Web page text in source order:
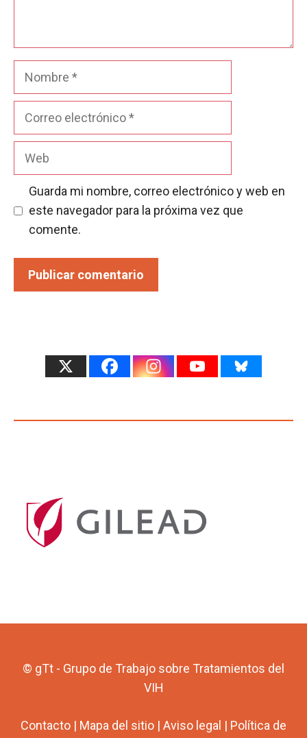
Nombre
Guarda mi nombre, correo electrónico y web en
este navegador para la próxima vez que
comente.
© gTt - Grupo de Trabajo sobre Tratamientos del
VIH
Contacto | Mapa del sitio | Aviso legal | Política de